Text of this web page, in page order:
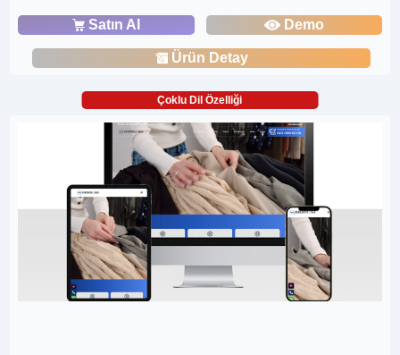
Satın Al Demo
Ürün Detay
Çoklu Dil Özelliği